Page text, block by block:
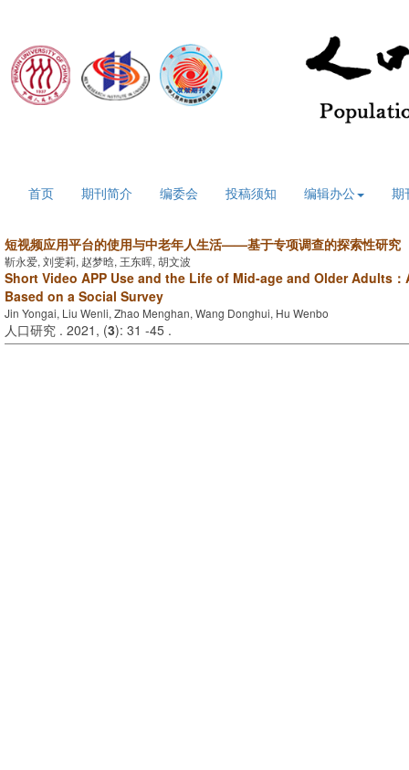
首页 期刊简介 编委会 投稿须知 编辑办公 期
短视频应用平台的使用与中老年人生活——基于专项调查的探索性研究
靳永爱, 刘雯莉, 赵梦晗, 王东晖, 胡文波
Short Video APP Use and the Life of Mid-age and Older Adults
Based on a Social Survey
Jin Yongai, Liu Wenli, Zhao Menghan, Wang Donghui, Hu Wenbo
人口研究 . 2021, (3): 31 -45 .